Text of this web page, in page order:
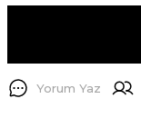
Yorum Yaz